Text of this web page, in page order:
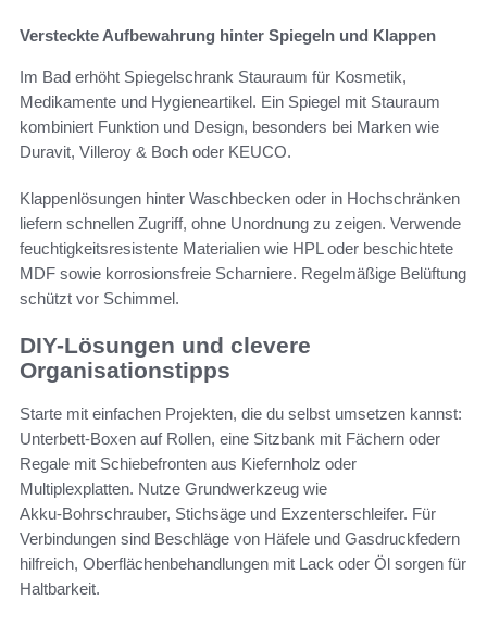
Versteckte Aufbewahrung hinter Spiegeln und Klappen
Im Bad erhöht Spiegelschrank Stauraum für Kosmetik,
Medikamente und Hygieneartikel. Ein Spiegel mit Stauraum
kombiniert Funktion und Design, besonders bei Marken wie
Duravit, Villeroy & Boch oder KEUCO.
Klappenlösungen hinter Waschbecken oder in Hochschränken
liefern schnellen Zugriff, ohne Unordnung zu zeigen. Verwende
feuchtigkeitsresistente Materialien wie HPL oder beschichtete
MDF sowie korrosionsfreie Scharniere. Regelmäßige Belüftung
schützt vor Schimmel.
DIY-Lösungen und clevere
Organisationstipps
Starte mit einfachen Projekten, die du selbst umsetzen kannst:
Unterbett-Boxen auf Rollen, eine Sitzbank mit Fächern oder
Regale mit Schiebefronten aus Kiefernholz oder
Multiplexplatten. Nutze Grundwerkzeug wie
Akku‑Bohrschrauber, Stichsäge und Exzenterschleifer. Für
Verbindungen sind Beschläge von Häfele und Gasdruckfedern
hilfreich, Oberflächenbehandlungen mit Lack oder Öl sorgen für
Haltbarkeit.